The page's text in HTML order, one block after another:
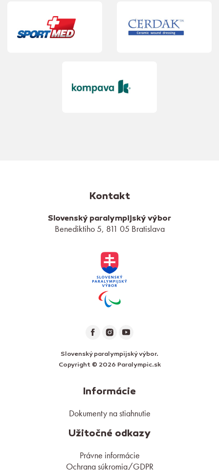
Kontakt
Slovenský paralympijský výbor
Benediktiho 5, 811 05 Bratislava
Slovenský paralympijský výbor.
Copyright © 2026 Paralympic.sk
Informácie
Dokumenty na stiahnutie
Užitočné odkazy
Právne informácie
Ochrana súkromia/GDPR